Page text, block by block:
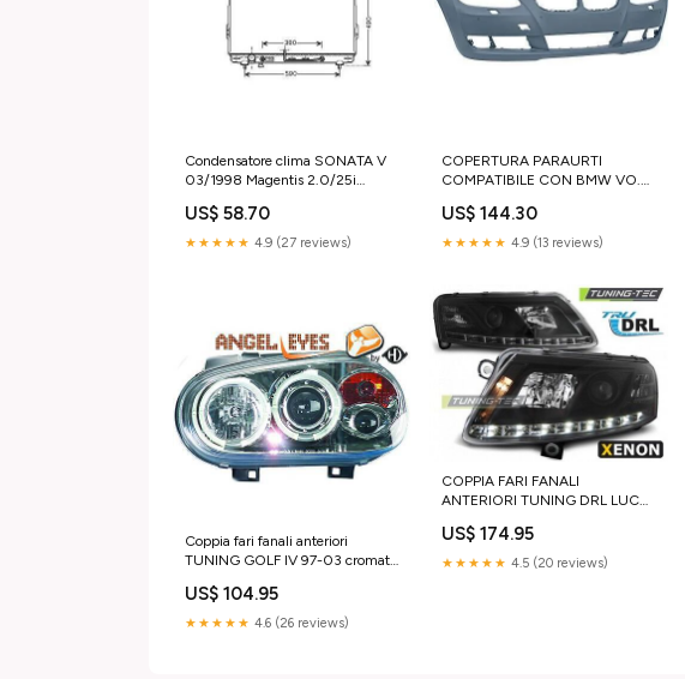
Condensatore clima SONATA V
03/1998 Magentis 2.0/25i
US$ 58.70
★★★★★ 4.9 (27 reviews)
COPERTURA PARAURTI
COMPATIBILE CON BMW VO.
US$ 144.30
★★★★★ 4.9 (13 reviews)
Coppia fari fanali anteriori
TUNING GOLF IV 97-03 cromati
US$ 104.95
★★★★★ 4.6 (26 reviews)
COPPIA FARI FANALI
ANTERIORI TUNING DRL LUCE
SERIE
US$ 174.95
★★★★★ 4.5 (20 reviews)